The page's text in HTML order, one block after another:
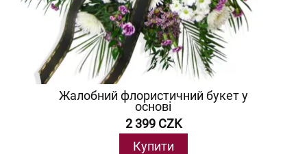
Жалобний флористичний букет у
основі
2 399 CZK
Купити